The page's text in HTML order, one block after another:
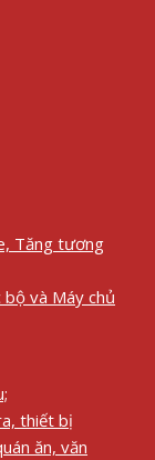
Tăng tương
bộ và Máy chủ
thiết bị
ăn, văn